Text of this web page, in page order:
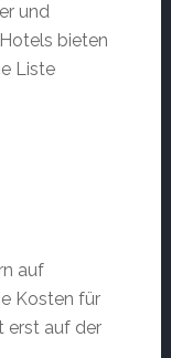
und
bieten
Liste
auf
Kosten für
erst auf der